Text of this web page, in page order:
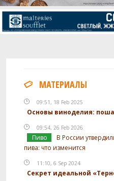
МАТЕРИАЛЫ
09:51, 18 Feb 2025
Основы виноделия:
09:54, 26 Feb 2026
Пиво
В России
пива: что изменится
11:10, 6 Sep 2024
Секрет идеальной